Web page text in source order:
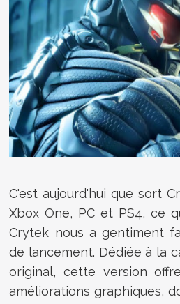
C'est aujourd'hui que sort
Xbox One, PC et PS4, ce
Crytek nous a gentiment
de lancement. Dédiée à la
original, cette version
améliorations graphiques,